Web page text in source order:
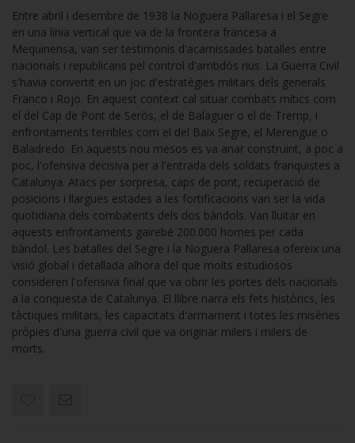
Entre abril i desembre de 1938 la Noguera Pallaresa i el Segre
en una línia vertical que va de la frontera francesa a
Mequinensa, van ser testimonis d'acarnissades batalles entre
nacionals i republicans pel control d'ambdós rius. La Guerra Civil
s'havia convertit en un joc d'estratègies militars dels generals
Franco i Rojo. En aquest context cal situar combats mítics com
el del Cap de Pont de Seròs, el de Balaguer o el de Tremp, i
enfrontaments terribles com el del Baix Segre, el Merengue o
Baladredo. En aquests nou mesos es va anar construint, a poc a
poc, l'ofensiva decisiva per a l'entrada dels soldats franquistes a
Catalunya. Atacs per sorpresa, caps de pont, recuperació de
posicions i llargues estades a les fortificacions van ser la vida
quotidiana dels combatents dels dos bàndols. Van lluitar en
aquests enfrontaments gairebé 200.000 homes per cada
bàndol. Les batalles del Segre i la Noguera Pallaresa ofereix una
visió global i detallada alhora del que molts estudiosos
consideren l'ofensiva final que va obrir les portes dels nacionals
a la conquesta de Catalunya. El llibre narra els fets històrics, les
tàctiques militars, les capacitats d'armament i totes les misèries
pròpies d'una guerra civil que va originar milers i milers de
morts.